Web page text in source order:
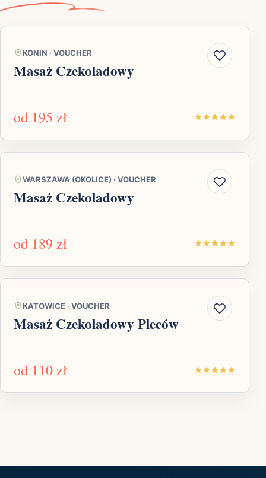
KONIN · VOUCHER
Masaż Czekoladowy
od 195 zł
WARSZAWA (OKOLICE) · VOUCHER
Masaż Czekoladowy
od 189 zł
KATOWICE · VOUCHER
Masaż Czekoladowy Pleców
od 110 zł